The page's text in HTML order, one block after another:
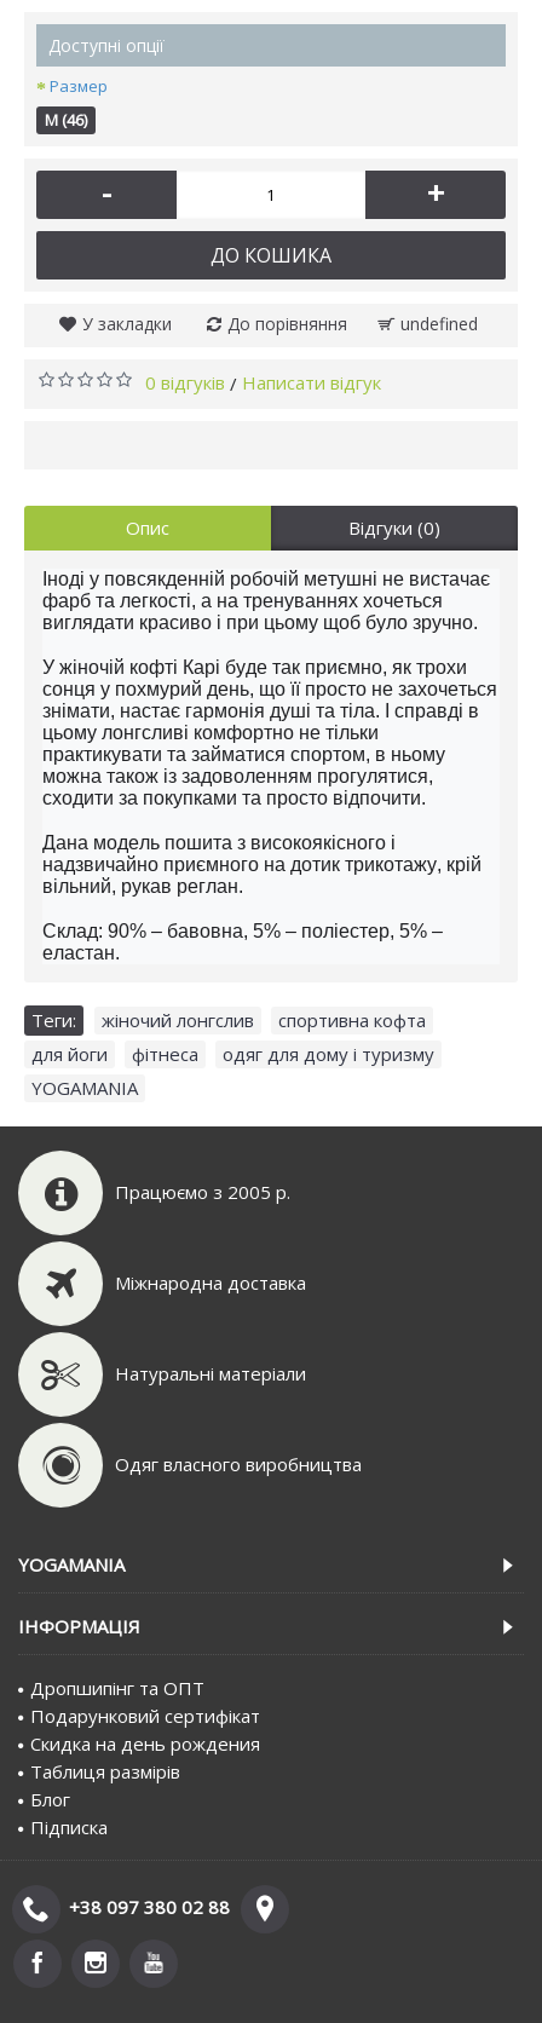
Доступні опції
Размер
M (46)
- +
ДО КОШИКА
У закладки До порівняння undefined
0 відгуків / Написати відгук
Опис Відгуки (0)
Іноді у повсякденній робочій метушні не вистачає
фарб та легкості, а на тренуваннях хочеться
виглядати красиво і при цьому щоб було зручно.
У жіночій кофті Карі буде так приємно, як трохи
сонця у похмурий день, що її просто не захочеться
знімати, настає гармонія душі та тіла. І справді в
цьому лонгсливі комфортно не тільки
практикувати та займатися спортом, в ньому
можна також із задоволенням прогулятися,
сходити за покупками та просто відпочити.
Дана модель пошита з високоякісного і
надзвичайно приємного на дотик трикотажу, крій
вільний, рукав реглан.
Склад: 90% – бавовна, 5% – поліестер, 5% –
еластан.
Теги: жіночий лонгслив спортивна кофта
для йоги
фітнеса одяг для дому і туризму
YOGAMANIA
Працюємо з 2005 р.
Міжнародна доставка
Натуральні матеріали
Одяг власного виробництва
YOGAMANIA
IНФОРМАЦIЯ
Дропшипінг та ОПТ
Подарунковий сертифiкат
Скидка на день рождения
Таблиця размірів
Блог
Пiдписка
+38 097 380 02 88